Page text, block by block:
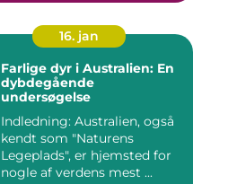
16. jan
Farlige dyr i Australien: En
dybdegående
undersøgelse
Indledning: Australien, også
kendt som "Naturens
Legeplads", er hjemsted for
nogle af verdens mest ...